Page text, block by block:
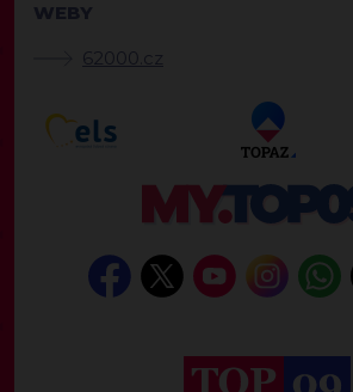
WEBY
62000.cz